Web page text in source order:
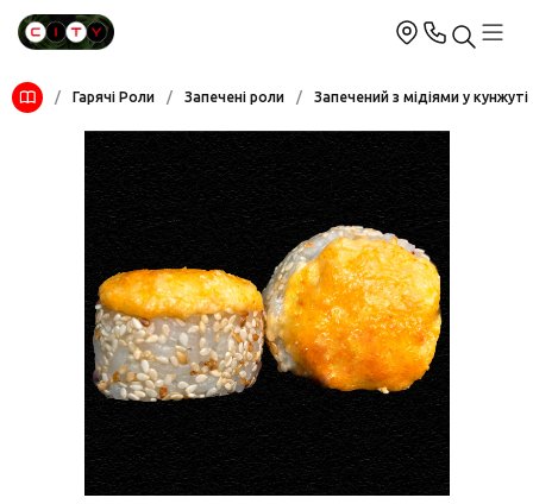
/ Гарячі Роли / Запечені роли / Запечений з мідіями у кунжуті